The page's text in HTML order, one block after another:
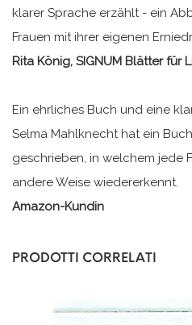
klarer Sprache erzählt - ein
Frauen mit ihrer eigenen
Rita König, SIGNUM Blätter für
Ein ehrliches Buch und eine
Selma Mahlknecht hat ein
geschrieben, in welchem jede
andere Weise wiedererkennt.
Amazon-Kundin
PRODOTTI CORRELATI